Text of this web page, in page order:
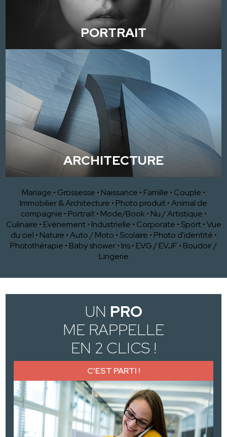
PORTRAIT
ARCHITECTURE
Mariage • Grossesse • Naissance • Famille • Couple •
Immobilier & Architecture • Photo produit•Animal de
compagnie • Portrait • Mode/Book • Nu / Artistique •
Culinaire • Evènement • Industrielle • Corporate • Sport •Vue
du ciel • Nature •Auto / Moto • Scolaire • Photo d'identité •
Photothérapie • Baby shower• Iris• EVG / EVJF• Boudoir /
Lingerie
UN PRO
ME RAPPELLE
EN 2 CLICS !
C'EST PARTI !